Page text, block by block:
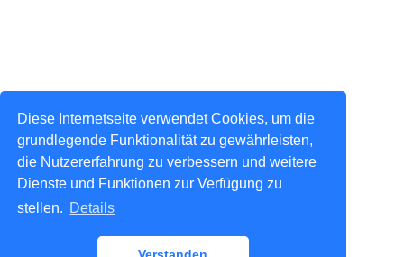
Diese Internetseite verwendet Cookies, um die
grundlegende Funktionalität zu gewährleisten,
die Nutzererfahrung zu verbessern und weitere
Dienste und Funktionen zur Verfügung zu
stellen. Details